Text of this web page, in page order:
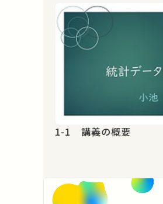
1-1 講義の概要